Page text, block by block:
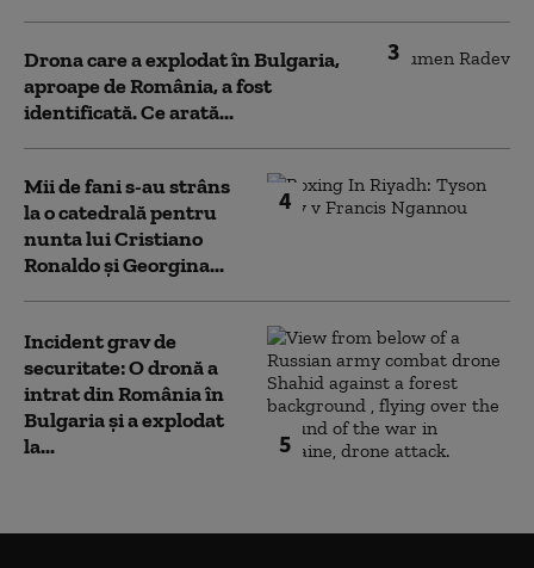
3
Drona care a explodat în Bulgaria,
aproape de România, a fost
identificată. Ce arată...
4
Mii de fani s-au strâns
la o catedrală pentru
nunta lui Cristiano
Ronaldo şi Georgina...
5
Incident grav de
securitate: O dronă a
intrat din România în
Bulgaria şi a explodat
la...